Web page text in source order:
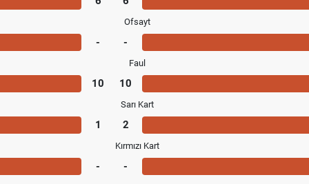
Ofsayt
- -
Faul
10 10
Sarı Kart
1 2
Kırmızı Kart
- -